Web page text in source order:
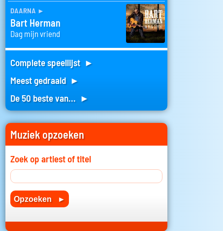
daarna ►
Bart Herman
Dag mijn vriend
Complete speellijst ►
Meest gedraaid ►
De 50 beste van... ►
Muziek opzoeken
Zoek op artiest of titel